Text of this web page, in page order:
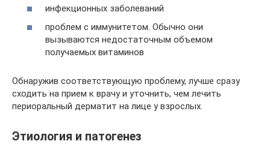
инфекционных заболеваний
проблем с иммунитетом. Обычно они
вызываются недостаточным объемом
получаемых витаминов
Обнаружив соответствующую проблему, лучше сразу
сходить на прием к врачу и уточнить, чем лечить
периоральный дерматит на лице у взрослых.
Этиология и патогенез